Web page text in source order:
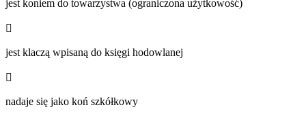
jest koniem do towarzystwa (ograniczona użytkowość)

jest klaczą wpisaną do księgi hodowlanej

nadaje się jako koń szkółkowy